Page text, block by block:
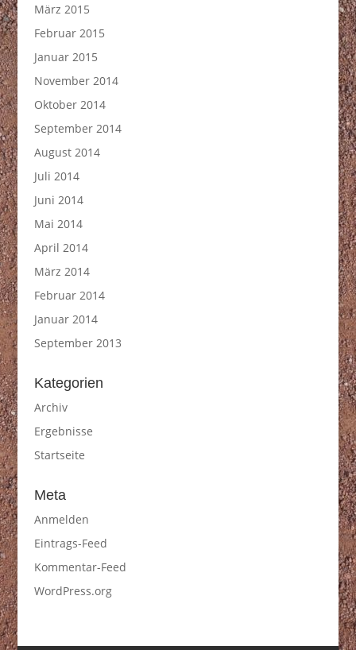
März 2015
Februar 2015
Januar 2015
November 2014
Oktober 2014
September 2014
August 2014
Juli 2014
Juni 2014
Mai 2014
April 2014
März 2014
Februar 2014
Januar 2014
September 2013
Kategorien
Archiv
Ergebnisse
Startseite
Meta
Anmelden
Eintrags-Feed
Kommentar-Feed
WordPress.org